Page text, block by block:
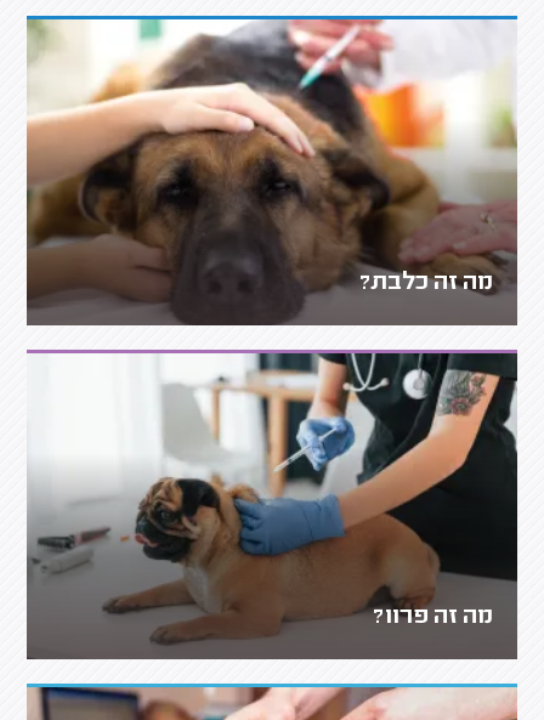
מה זה כלבת?
מה זה פרוו?